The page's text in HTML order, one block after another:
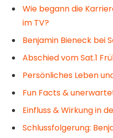
Wie begann die
im TV?
Benjamin Bieneck bei
Abschied vom Sat.1
Persönliches Leben
Fun Facts &
Einfluss & Wirkung in
Schlussfolgerung: